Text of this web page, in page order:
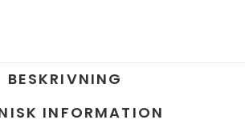
BESKRIVNING
INFORMATION